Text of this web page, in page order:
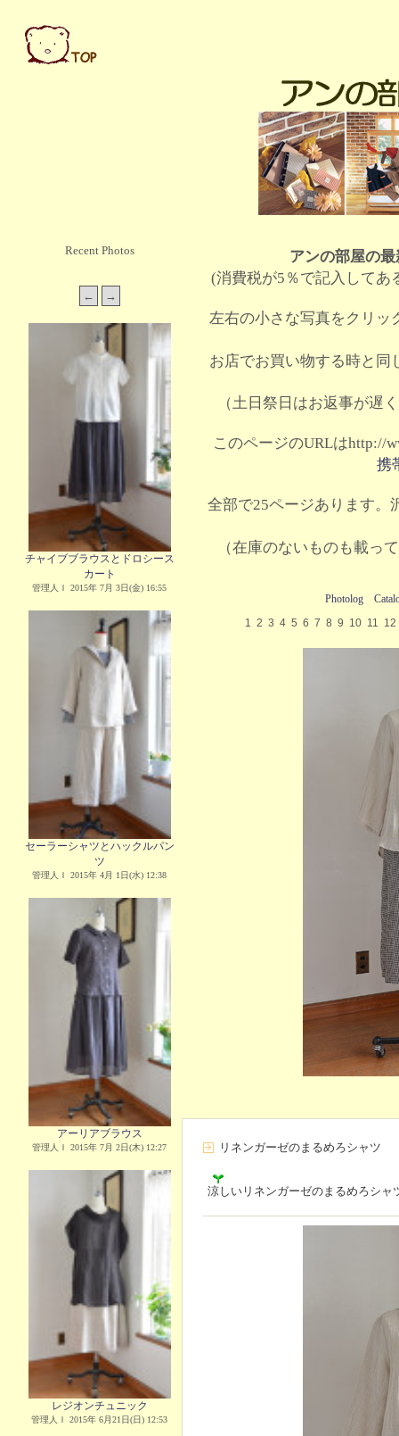
Recent Photos
チャイブブラウスとドロシース
カート
管理人Ｉ 2015年 7月 3日(金) 16:55
セーラーシャツとハックルパン
ツ
管理人Ｉ 2015年 4月 1日(水) 12:38
アーリアブラウス
管理人Ｉ 2015年 7月 2日(木) 12:27
レジオンチュニック
管理人Ｉ 2015年 6月21日(日) 12:53
アンの部屋の
(消費税が5％で記入してあ
左右の小さな写真をクリッ
お店でお買い物する時と同
（土日祭日はお返事が遅
このページのURLはhttp://
携
全部で25ページあります。
（在庫のないものも載っ
Photolog
1 2 3 4 5 6 7 8 9 10 11 12
リネンガーゼのまるめろシャツ
涼しいリネンガーゼのまるめろシャ